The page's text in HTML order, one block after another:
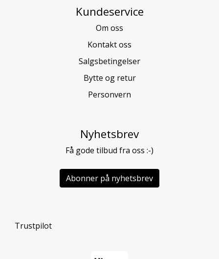
Kundeservice
Om oss
Kontakt oss
Salgsbetingelser
Bytte og retur
Personvern
Nyhetsbrev
Få gode tilbud fra oss :-)
Abonner på nyhetsbrev
Trustpilot